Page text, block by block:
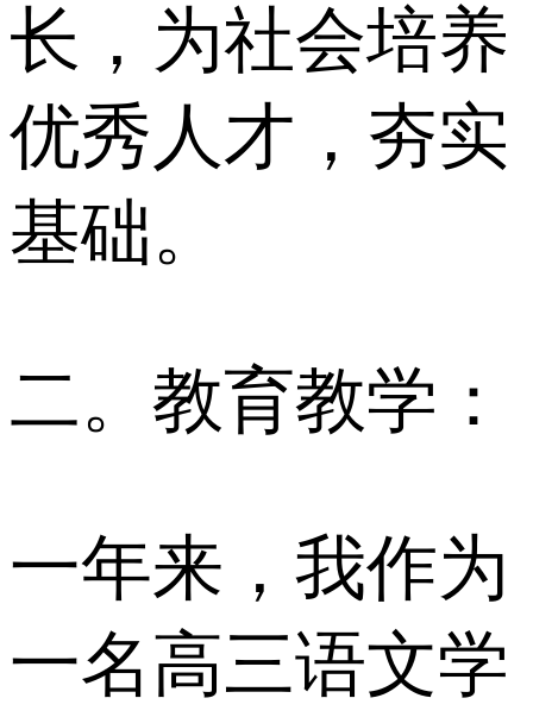
长，为社会培养
优秀人才，夯实
基础。
二。教育教学：
一年来，我作为
一名高三语文学